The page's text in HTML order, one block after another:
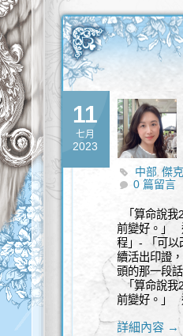
11
七月
2023
中部,傑
性諮詢,
0 篇留言
「算命說我
前變好。」
程」- 「可
續活出印證
頭的那一段
「算命說我
前變好。」
詳細內容 →